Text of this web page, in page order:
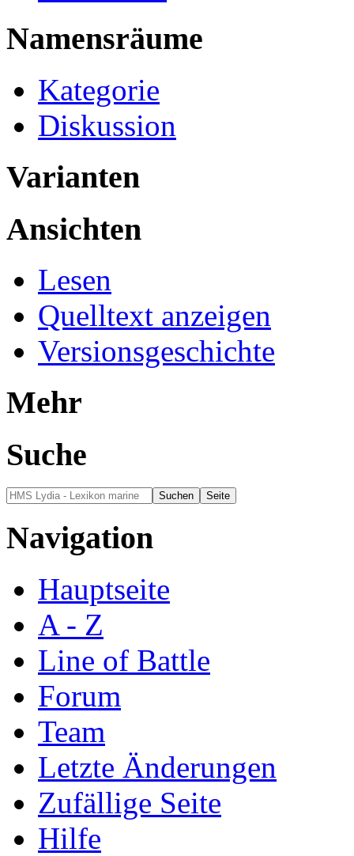
Namensräume
Kategorie
Diskussion
Varianten
Ansichten
Lesen
Quelltext anzeigen
Versionsgeschichte
Mehr
Suche
Navigation
Hauptseite
A - Z
Line of Battle
Forum
Team
Letzte Änderungen
Zufällige Seite
Hilfe